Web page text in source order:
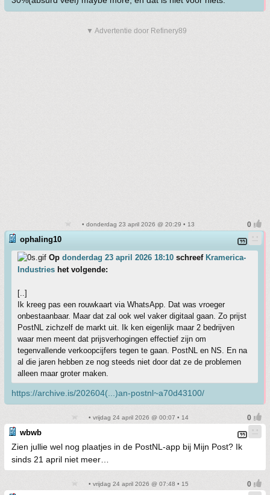
▼ Advertentie door Refinery89
• donderdag 23 april 2026 @ 20:29 • 13
ophaling10
Op donderdag 23 april 2026 18:10 schreef Kramerica-
Industries het volgende:
[..]
Ik kreeg pas een rouwkaart via WhatsApp. Dat was vroeger
onbestaanbaar. Maar dat zal ook wel vaker digitaal gaan. Zo prijst
PostNL zichzelf de markt uit. Ik ken eigenlijk maar 2 bedrijven
waar men meent dat prijsverhogingen effectief zijn om
tegenvallende verkoopcijfers tegen te gaan. PostNL en NS. En na
al die jaren hebben ze nog steeds niet door dat ze de problemen
alleen maar groter maken.
https://archive.is/202604(...)an-postnl~a70d43100/
• vrijdag 24 april 2026 @ 00:07 • 14
wbwb
Zien jullie wel nog plaatjes in de PostNL-app bij Mijn Post? Ik
sinds 21 april niet meer…
• vrijdag 24 april 2026 @ 07:48 • 15